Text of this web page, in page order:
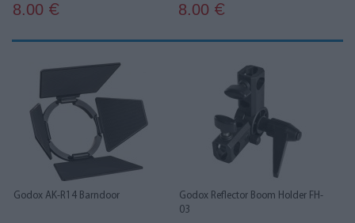
8.00 € 8.00 €
Godox AK-R14 Barndoor
Godox Reflector Boom Holder FH-
03